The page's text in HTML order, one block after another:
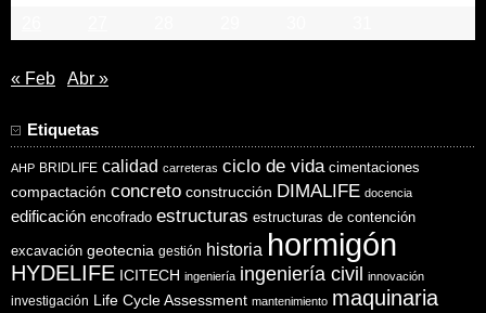
« Feb Abr »
Etiquetas
AHP BRIDLIFE calidad carreteras ciclo de vida cimentaciones
compactación concreto construcción DIMALIFE docencia
edificación encofrado estructuras estructuras de contención
excavación geotecnia gestión historia hormigón
HYDELIFE ICITECH ingeniería ingeniería civil innovación
investigación Life Cycle Assessment mantenimiento maquinaria